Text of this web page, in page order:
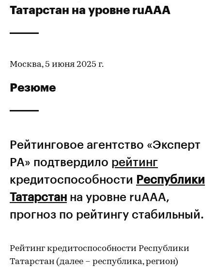
Татарстан на уровне ruAAA
Москва, 5 июня 2025 г.
Резюме
Рейтинговое агентство «Эксперт
РА» подтвердило рейтинг
кредитоспособности Республики
Татарстан на уровне ruAAA,
прогноз по рейтингу стабильный.
Рейтинг кредитоспособности Республики
Татарстан (далее – республика, регион)